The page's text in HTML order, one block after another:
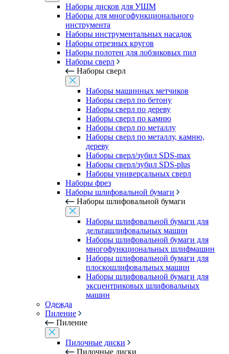
Наборы дисков для УШМ
Наборы для многофункционального
инструмента
Наборы инструментальных насадок
Наборы отрезных кругов
Наборы полотен для лобзиковых пил
Наборы сверл
Наборы сверл
Наборы машинных метчиков
Наборы сверл по бетону
Наборы сверл по дереву
Наборы сверл по камню
Наборы сверл по металлу
Наборы сверл по металлу, камню,
дереву
Наборы сверл/зубил SDS-max
Наборы сверл/зубил SDS-plus
Наборы универсальных сверл
Наборы фрез
Наборы шлифовальной бумаги
Наборы шлифовальной бумаги
Наборы шлифовальной бумаги для
дельташлифовальных машин
Наборы шлифовальной бумаги для
многофункциональных шлифмашин
Наборы шлифовальной бумаги для
плоскошлифовальных машин
Наборы шлифовальной бумаги для
эксцентриковых шлифовальных
машин
Одежда
Пиление
Пиление
Пилочные диски
Пилочные диски